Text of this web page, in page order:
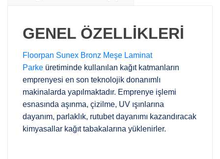
GENEL ÖZELLİKLERİ
Floorpan Sunex Bronz Meşe Laminat
Parke üretiminde kullanılan kağıt katmanların
emprenyesi en son teknolojik donanımlı
makinalarda yapılmaktadır. Emprenye işlemi
esnasında aşınma, çizilme, UV ışınlarına
dayanım, parlaklık, rutubet dayanımı kazandıracak
kimyasallar kağıt tabakalarına yüklenirler.